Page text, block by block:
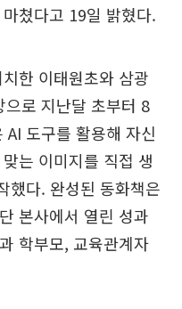
쳤다고 19일 밝혔다.
한 이태원초와 삼광
로 지난달 초부터 8
도구를 활용해 자신
는 이미지를 직접 생
했다. 완성된 동화책은
본사에서 열린 성과
학부모, 교육관계자